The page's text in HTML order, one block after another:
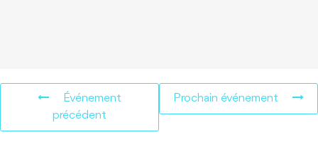
Événement
précédent
Prochain événement